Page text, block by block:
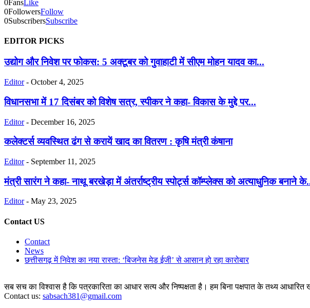
0FansLike
0FollowersFollow
0SubscribersSubscribe
EDITOR PICKS
उद्योग और निवेश पर फोकस: 5 अक्टूबर को गुवाहाटी में सीएम मोहन यादव का...
Editor - October 4, 2025
विधानसभा में 17 दिसंबर को विशेष सत्र, स्पीकर ने कहा- विकास के मुद्दे पर...
Editor - December 16, 2025
कलेक्टर्स व्यवस्थित ढंग से करायें खाद का वितरण : कृषि मंत्री कंषाना
Editor - September 11, 2025
मंत्री सारंग ने कहा- नाथू बरखेड़ा में अंतर्राष्ट्रीय स्पोर्ट्स कॉम्प्लेक्स को अत्याधुनिक बनाने
Editor - May 23, 2025
Contact US
Contact
News
छत्तीसगढ़ में निवेश का नया रास्ता: ‘बिजनेस मेड ईजी’ से आसान हो रहा कारोबार
सब सच का विश्वास है कि पत्रकारिता का आधार सत्य और निष्पक्षता है। हम बिना पक्षपात के तथ्य
Contact us: sabsach381@gmail.com